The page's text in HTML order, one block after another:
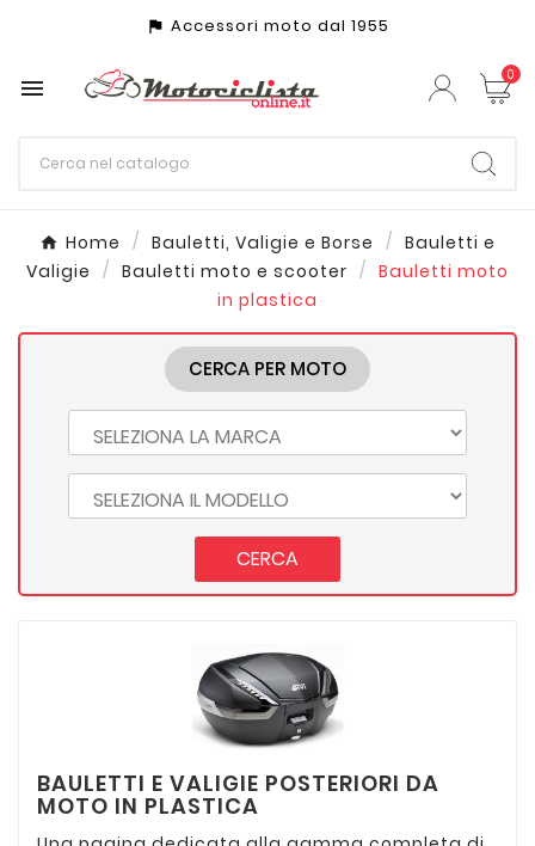
assistant_photo Accessori moto dal 1955
 0
Home Bauletti, Valigie e Borse
Bauletti e
Valigie
Bauletti moto e scooter
Bauletti moto
in plastica
CERCA PER MOTO
CERCA
BAULETTI E VALIGIE POSTERIORI DA
MOTO IN PLASTICA